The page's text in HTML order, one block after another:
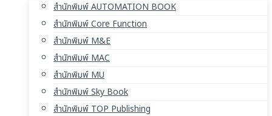
สำนักพิมพ์ AUTOMATION BOOK
สำนักพิมพ์ Core Function
สำนักพิมพ์ M&E
สำนักพิมพ์ MAC
สำนักพิมพ์ MU
สำนักพิมพ์ Sky Book
สำนักพิมพ์ TOP Publishing